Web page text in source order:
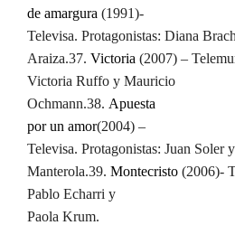
de amargura (1991)-
Televisa. Protagonistas: Diana
Araiza.37. Victoria (2007) –
Victoria Ruffo y Mauricio
Ochmann.38. Apuesta
por un amor(2004) –
Televisa. Protagonistas: Juan Soler
Manterola.39. Montecristo (2006)-
Pablo Echarri y
Paola Krum.